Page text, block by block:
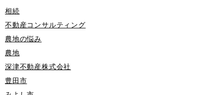
相続
不動産コンサルティング
農地の悩み
農地
深津不動産株式会社
豊田市